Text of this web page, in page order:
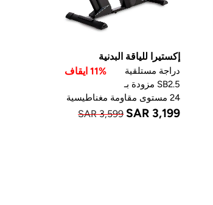
إكستيرا للياقة البدنية
11% ايقاف
دراجة مستلقية
SB2.5 مزودة بـ
24 مستوى مقاومة مغناطيسية
SAR 3,599 SAR 3,199